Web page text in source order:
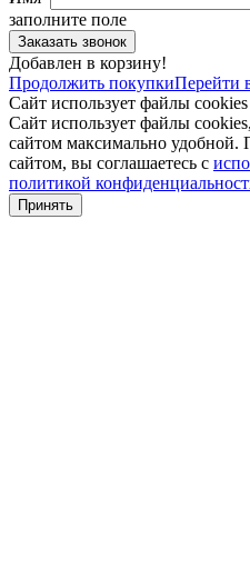
заполните поле
Добавлен в корзину!
Продолжить покупкиПерейти
Сайт использует файлы cookies
Сайт использует файлы
сайтом максимально удобной.
сайтом, вы соглашаетесь с
политикой
Принять